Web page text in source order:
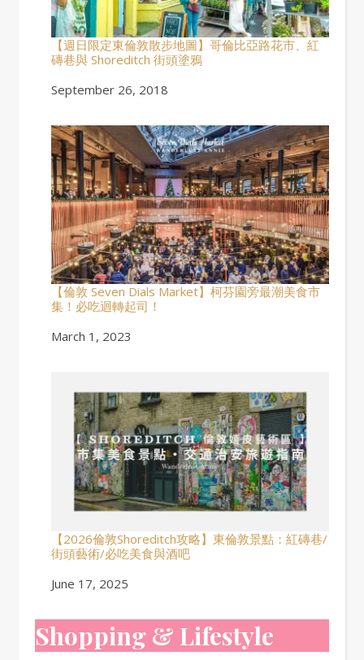
【週日限定東倫敦散步地圖】哥倫比亞路花市、紅
磚巷與 Shoreditch 街頭塗鴉
Date
September 26, 2018
【倫敦 Seven Dials Market】柯芬園旁最潮美食市
集！必吃迴轉起司！
Date
March 1, 2023
【2026倫敦Shoreditch攻略】東倫敦景點：紅磚巷/
街頭藝術/必吃美食與酒吧
Date
June 17, 2025
Shopping & Lifestyle